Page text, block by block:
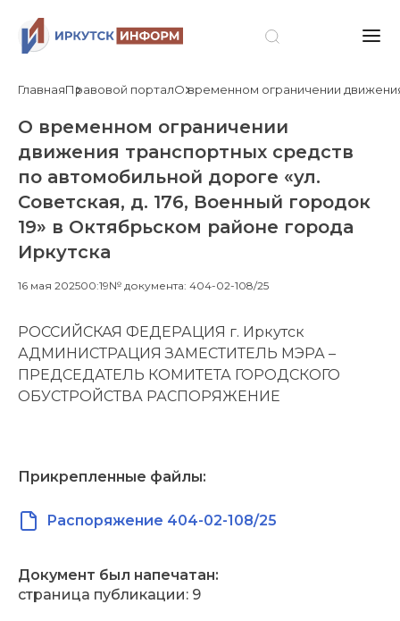
ГлавнаяПравовой порталО временном ограничении
О временном ограничении
движения транспортных средств
по автомобильной дороге «ул.
Советская, д. 176, Военный городок
19» в Октябрьском районе города
Иркутска
16 мая 202500:19№ документа: 404-02-108/25
РОССИЙСКАЯ ФЕДЕРАЦИЯ г. Иркутск
АДМИНИСТРАЦИЯ ЗАМЕСТИТЕЛЬ МЭРА –
ПРЕДСЕДАТЕЛЬ КОМИТЕТА ГОРОДСКОГО
ОБУСТРОЙСТВА РАСПОРЯЖЕНИЕ
Прикрепленные файлы:
Распоряжение 404-02-108/25
Документ был напечатан:
страница публикации: 9